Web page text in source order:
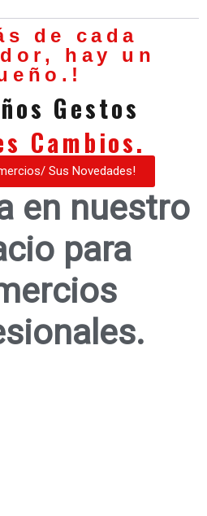
de cada
hay un
Gestos
Cambios.
Sus Novedades!
en nuestro
para